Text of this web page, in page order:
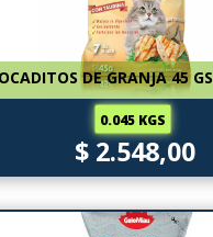
DE GRANJA 45 GS
0.045 KGS
$ 2.548,00